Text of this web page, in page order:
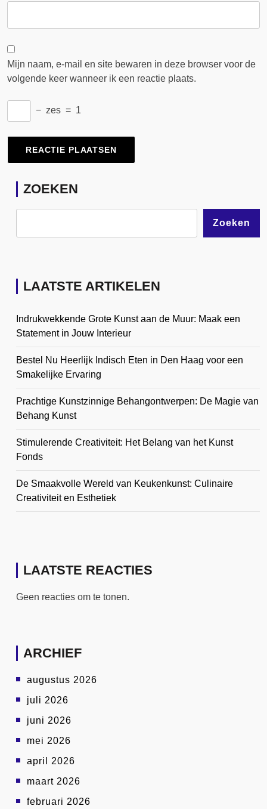
Mijn naam, e-mail en site bewaren in deze browser voor de
volgende keer wanneer ik een reactie plaats.
− zes = 1
ZOEKEN
Zoeken
LAATSTE ARTIKELEN
Indrukwekkende Grote Kunst aan de Muur: Maak een
Statement in Jouw Interieur
Bestel Nu Heerlijk Indisch Eten in Den Haag voor een
Smakelijke Ervaring
Prachtige Kunstzinnige Behangontwerpen: De Magie van
Behang Kunst
Stimulerende Creativiteit: Het Belang van het Kunst
Fonds
De Smaakvolle Wereld van Keukenkunst: Culinaire
Creativiteit en Esthetiek
LAATSTE REACTIES
Geen reacties om te tonen.
ARCHIEF
augustus 2026
juli 2026
juni 2026
mei 2026
april 2026
maart 2026
februari 2026